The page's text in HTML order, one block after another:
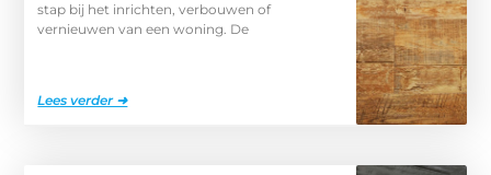
stap bij het inrichten, verbouwen of
vernieuwen van een woning. De
Lees verder ➜